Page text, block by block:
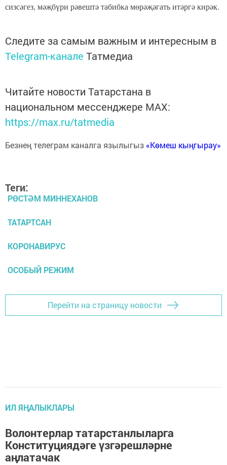
сизсәгез, мәҗбүри рәвештә табибка мөрәҗәгать итәргә кирәк.
Следите за самым важным и интересным в
Telegram-канале Татмедиа
Читайте новости Татарстана в
национальном мессенджере MАХ:
https://max.ru/tatmedia
Безнең телеграм каналга язылыгыз «Көмеш кыңгырау»
Теги:
РӨСТӘМ МИННЕХАНОВ
ТАТАРТСАН
КОРОНАВИРУС
ОСОБЫЙ РЕЖИМ
Перейти на страницу новости
ИЛ ЯҢАЛЫКЛАРЫ
Волонтерлар татарстанлыларга
Конституциядәге үзгәрешләрне
аңлатачак